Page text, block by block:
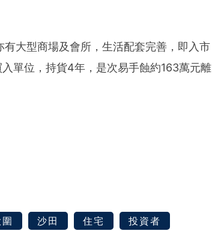
大型商場及會所，生活配套完善，即入市
單位，持貨4年，是次易手蝕約163萬元離
沙田 住宅
投資者